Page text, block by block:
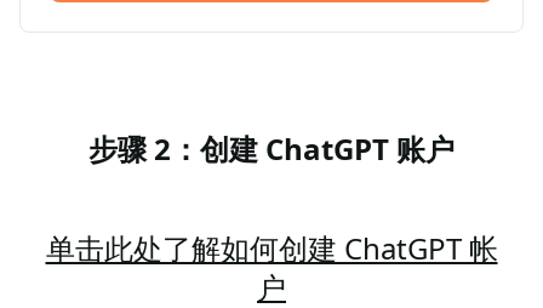
步骤 2：创建 ChatGPT 账户
单击此处了解如何创建 ChatGPT 帐
户